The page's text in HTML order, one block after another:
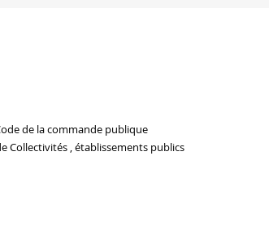
de la commande publique
Collectivités , établissements publics